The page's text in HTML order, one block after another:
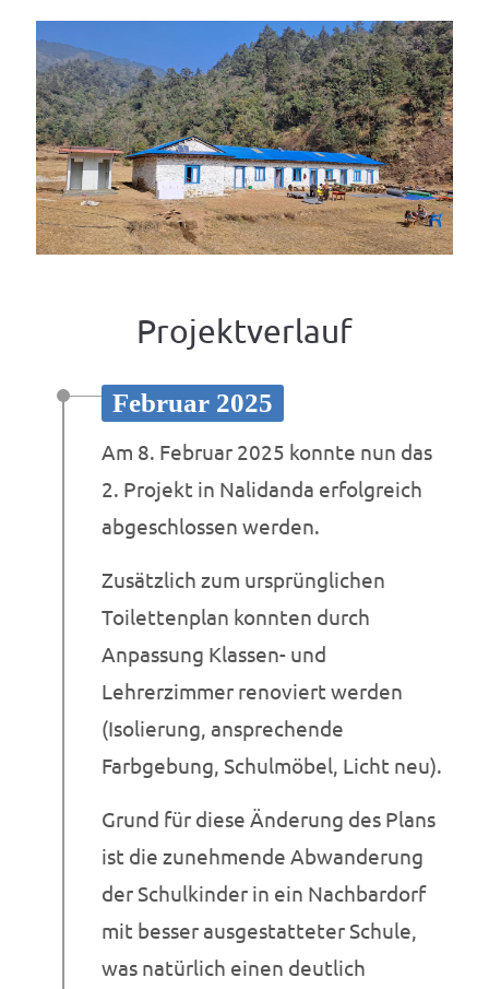
Projektverlauf
Februar 2025
Am 8. Februar 2025 konnte nun das
2. Projekt in Nalidanda erfolgreich
abgeschlossen werden.
Zusätzlich zum ursprünglichen
Toilettenplan konnten durch
Anpassung Klassen- und
Lehrerzimmer renoviert werden
(Isolierung, ansprechende
Farbgebung, Schulmöbel, Licht neu).
Grund für diese Änderung des Plans
ist die zunehmende Abwanderung
der Schulkinder in ein Nachbardorf
mit besser ausgestatteter Schule,
was natürlich einen deutlich